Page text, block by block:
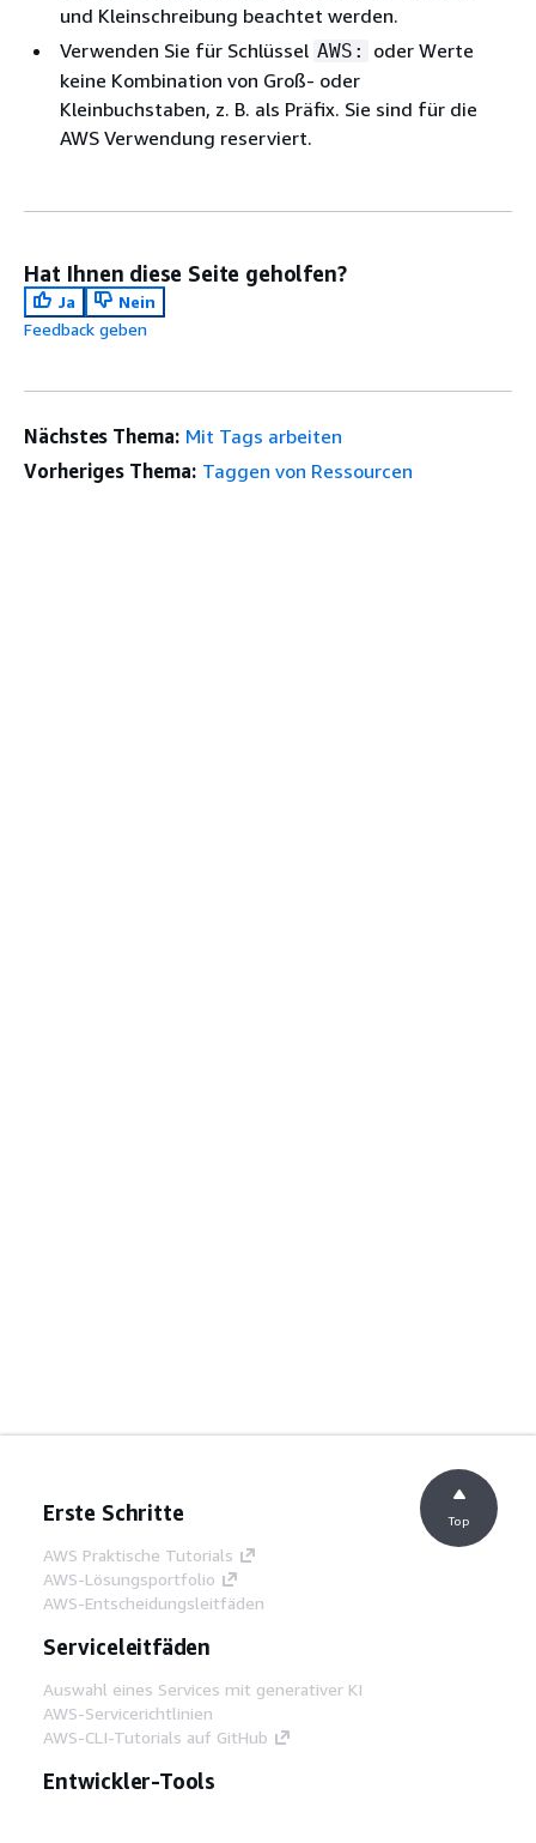
und Kleinschreibung beachtet werden.
Verwenden Sie für Schlüssel AWS:
oder Werte
keine Kombination von Groß- oder
Kleinbuchstaben, z. B. als Präfix. Sie sind für die
AWS Verwendung reserviert.
Hat Ihnen diese Seite geholfen?
Ja
Nein
Feedback geben
Nächstes Thema: Mit Tags arbeiten
Vorheriges Thema: Taggen von Ressourcen
Erste Schritte
AWS Praktische Tutorials
AWS-Lösungsportfolio
AWS-Entscheidungsleitfäden
Serviceleitfäden
Auswahl eines Services mit generativer KI
AWS-Servicerichtlinien
AWS-CLI-Tutorials auf GitHub
Entwickler-Tools
Top